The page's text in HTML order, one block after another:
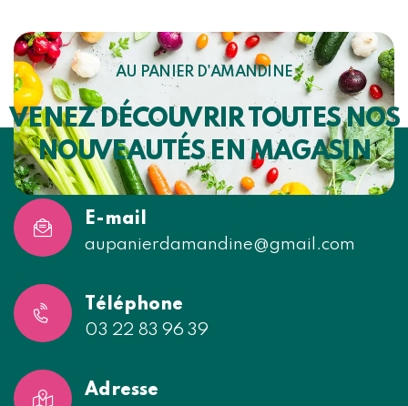
AU PANIER D'AMANDINE
VENEZ DÉCOUVRIR TOUTES NOS
NOUVEAUTÉS EN MAGASIN
E-mail
aupanierdamandine@gmail.com
Téléphone
03 22 83 96 39
Adresse